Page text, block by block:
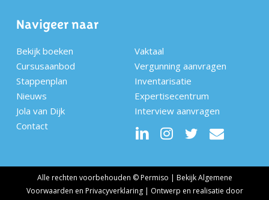
Navigeer naar
Bekijk boeken
Vaktaal
Cursusaanbod
Vergunning aanvragen
Stappenplan
Inventarisatie
Nieuws
Expertisecentrum
Jola van Dijk
Interview aanvragen
Contact
Alle rechten voorbehouden © Permiso | BekijkAlgemene
Voorwaarden en Privacyverklaring| Ontwerp en realisatie door